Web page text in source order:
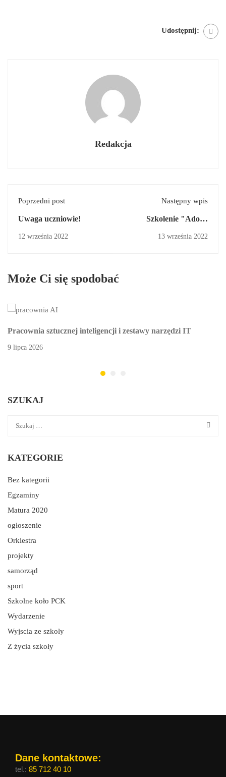
Udostępnij:
Redakcja
Poprzedni post
Uwaga uczniowie!
12 września 2022
Następny wpis
Szkolenie "Adobe
13 września 2022
Może Ci się spodobać
Pracownia sztucznej inteligencji i zestawy narzędzi IT
9 lipca 2026
SZUKAJ
KATEGORIE
Bez kategorii
Egzaminy
Matura 2020
ogłoszenie
Orkiestra
projekty
samorząd
sport
Szkolne koło PCK
Wydarzenie
Wyjscia ze szkoly
Z życia szkoły
Dane kontaktowe:
tel.: 85 712 40 10